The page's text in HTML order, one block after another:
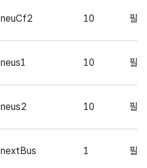
neuCf2 10 필
neus1 10 필
neus2 10 필
nextBus 1 필